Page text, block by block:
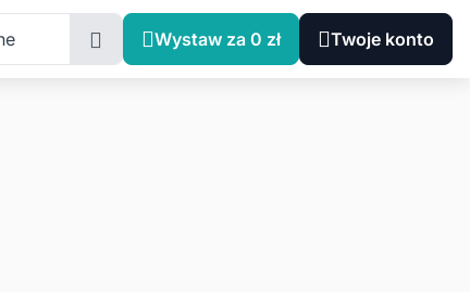
Wystaw za 0 zł Twoje konto